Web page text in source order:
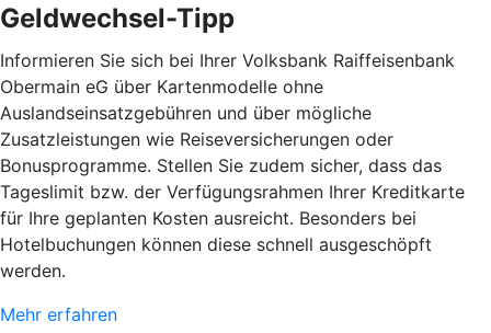
Geldwechsel-Tipp
Informieren Sie sich bei Ihrer Volksbank Raiffeisenbank
Obermain eG über Kartenmodelle ohne
Auslandseinsatzgebühren und über mögliche
Zusatzleistungen wie Reiseversicherungen oder
Bonusprogramme. Stellen Sie zudem sicher, dass das
Tageslimit bzw. der Verfügungsrahmen Ihrer Kreditkarte
für Ihre geplanten Kosten ausreicht. Besonders bei
Hotelbuchungen können diese schnell ausgeschöpft
werden.
Mehr erfahren